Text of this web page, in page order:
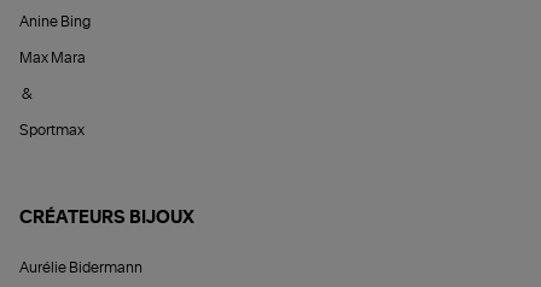
Anine Bing
Max Mara
&
Sportmax
CRÉATEURS BIJOUX
Aurélie Bidermann